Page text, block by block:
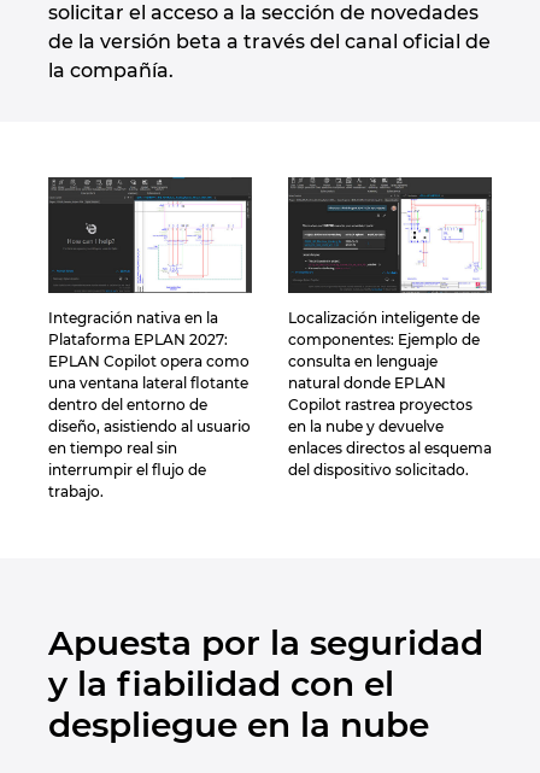
solicitar el acceso a la sección de novedades
de la versión beta a través del canal oficial de
la compañía.
Integración nativa en la
Plataforma EPLAN 2027:
EPLAN Copilot opera como
una ventana lateral flotante
dentro del entorno de
diseño, asistiendo al usuario
en tiempo real sin
interrumpir el flujo de
trabajo.
Localización inteligente de
componentes: Ejemplo de
consulta en lenguaje
natural donde EPLAN
Copilot rastrea proyectos
en la nube y devuelve
enlaces directos al esquema
del dispositivo solicitado.
Apuesta por la seguridad
y la fiabilidad con el
despliegue en la nube